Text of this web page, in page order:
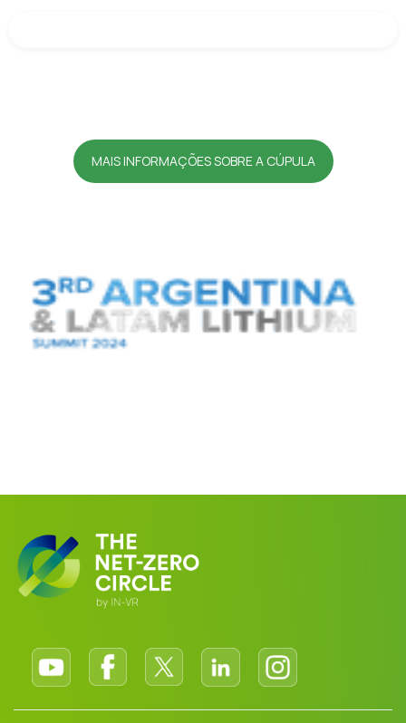
MAIS INFORMAÇÕES SOBRE A CÚPULA